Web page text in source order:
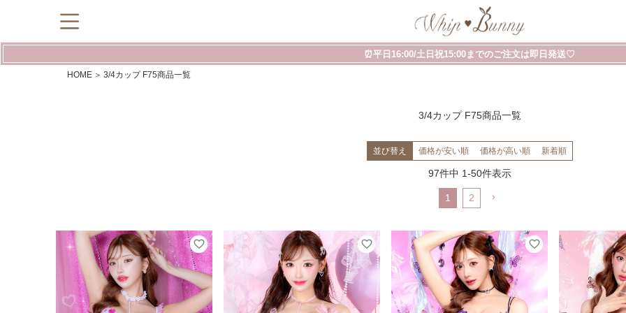
⏰平日16:00/土日祝15:00までのご注文は即日発送♡
HOME 3/4カップ F75商品一覧
3/4カップ F75商品一覧
並び替え 価格が安い順 価格が高い順 新着順
97件中 1-50件表示
1 2